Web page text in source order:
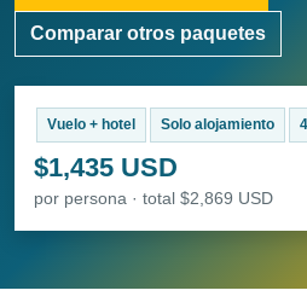
Comparar otros paquetes
Vuelo + hotel Solo alojamiento
$1,435 USD
por persona · total $2,869 USD